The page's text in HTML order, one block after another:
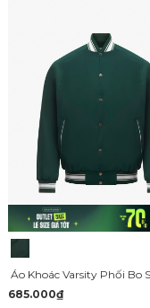
685.000₫